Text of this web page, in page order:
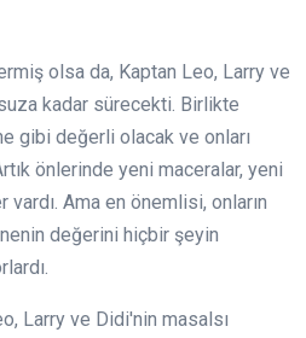
olsa da, Kaptan Leo, Larry ve
kadar sürecekti. Birlikte
gibi değerli olacak ve onları
önlerinde yeni maceralar, yeni
Ama en önemlisi, onların
değerini hiçbir şeyin
Larry ve Didi'nin masalsı